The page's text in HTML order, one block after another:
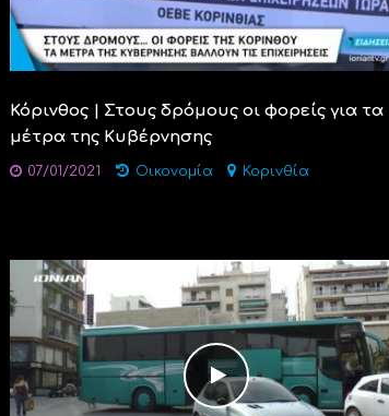
Κόρινθος | Στους δρόμους οι φορείς για τα
μέτρα της Κυβέρνησης
07/01/2021 Οικονομία Κορινθία